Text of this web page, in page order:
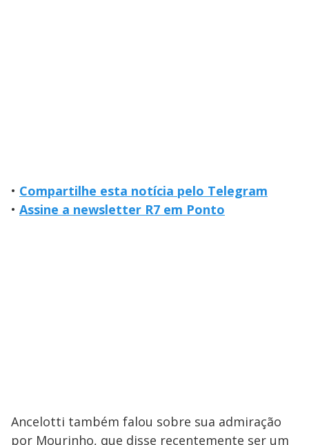
• Compartilhe esta notícia pelo Telegram
• Assine a newsletter R7 em Ponto
Ancelotti também falou sobre sua admiração
por Mourinho, que disse recentemente ser um